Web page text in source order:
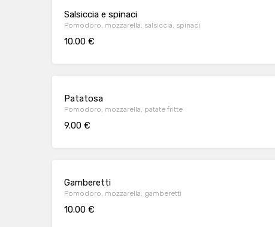
Salsiccia e spinaci
Pomodoro, mozzarella, salsiccia, spinaci
10.00 €
Patatosa
Pomodoro, mozzarella, patate fritte
9.00 €
Gamberetti
Pomodoro, mozzarella, gamberetti
10.00 €